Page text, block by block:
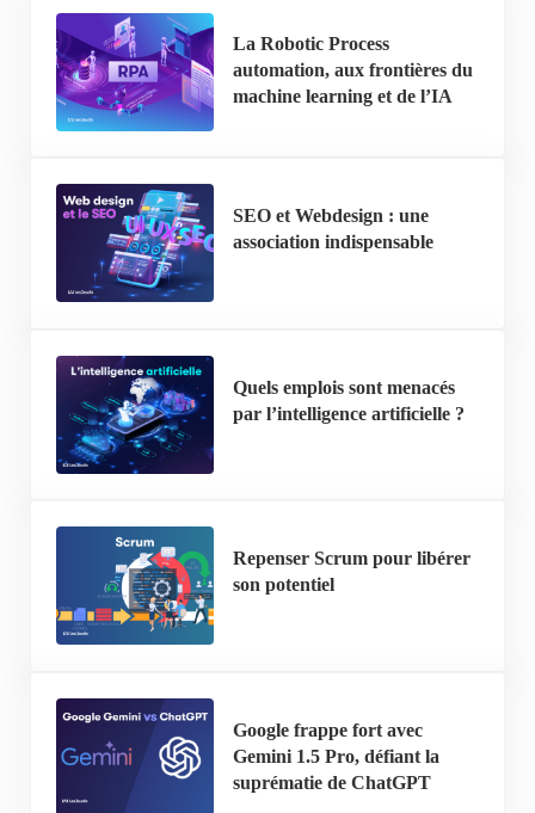
La Robotic Process
automation, aux frontières du
machine learning et de l’IA
SEO et Webdesign : une
association indispensable
Quels emplois sont menacés
par l’intelligence artificielle ?
Repenser Scrum pour libérer
son potentiel
Google frappe fort avec
Gemini 1.5 Pro, défiant la
suprématie de ChatGPT